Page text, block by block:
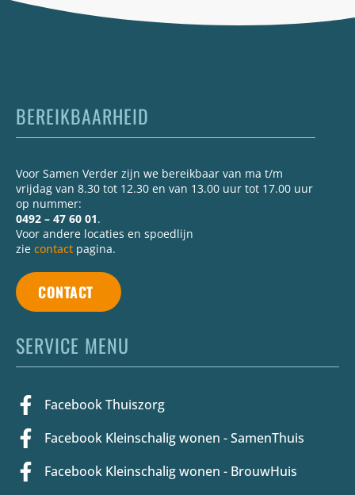
BEREIKBAARHEID
Voor Samen Verder zijn we bereikbaar van ma t/m
vrijdag van 8.30 tot 12.30 en van 13.00 uur tot 17.00 uur
op nummer:
0492 – 47 60 01.
Voor andere locaties en spoedlijn
zie contact pagina.
CONTACT
SERVICE MENU
Facebook Thuiszorg
Facebook Kleinschalig wonen - SamenThuis
Facebook Kleinschalig wonen - BrouwHuis